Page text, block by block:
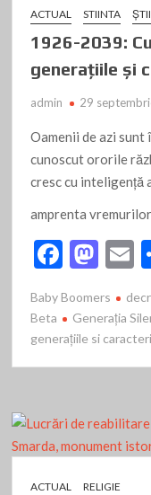
ACTUAL STIINTA
1926-2039:
generațiile și
admin 29
Oamenii de azi sunt
cunoscut ororile
cresc cu
amprenta
F
e
b
o
k
M
to
d
o
E
l
Baby Boomers
Beta
Generația
generațiile si
ACTUAL RELIGIE